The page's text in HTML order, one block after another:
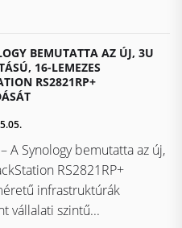
BEMUTATTA AZ ÚJ, 3U
16-LEMEZES
RS2821RP+
A Synology bemutatta az új,
RS2821RP+
infrastruktúrák
vállalati szintű...